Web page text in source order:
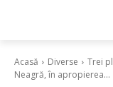
Acasă Diverse
Trei
Neagră, în apropierea...